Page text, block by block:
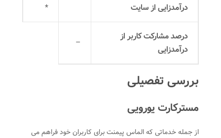
درآمدزایی از سایت *
درصد مشارکت کاربر از
درآمدزایی
–
بررسی تفصیلی
مسترکارت یورویی
از جمله خدماتی که الماس پیمنت برای کاربران خود فراهم می